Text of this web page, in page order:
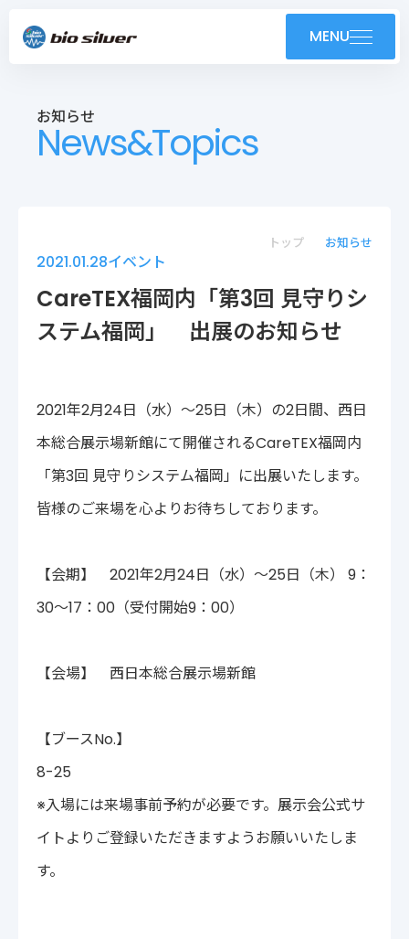
MENU
製品紹介
技術紹介・OEM
会社案内
採用情報
株式会社バイオシルバー
〒222-0033
神奈川県横浜市港北区新横浜2-14-4 シルバービル1F
プライバシーポリシー
免責事項
各種サービス利用規約
お知らせ
News&Topics
トップ お知らせ
2021.01.28イベント
CareTEX福岡内「第3回 見守りシ
ステム福岡」 出展のお知らせ
2021年2月24日（水）～25日（木）の2日間、西日
本総合展示場新館にて開催されるCareTEX福岡内
「第3回 見守りシステム福岡」に出展いたします。
皆様のご来場を心よりお待ちしております。
【会期】 2021年2月24日（水）～25日（木） 9：
30～17：00（受付開始9：00）
【会場】 西日本総合展示場新館
【ブースNo.】
8-25
※入場には来場事前予約が必要です。展示会公式サ
イトよりご登録いただきますようお願いいたしま
す。